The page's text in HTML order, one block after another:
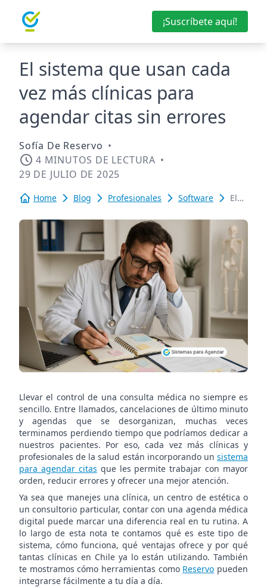
¡Suscríbete aquí!
El sistema que usan cada
vez más clínicas para
agendar citas sin errores
Sofía De Reservo •
4 MINUTOS DE LECTURA •
29 DE JULIO DE 2025
Home Blog Profesionales Software
El
que
usan
cada
vez
más
clínicas
para
citas
errores
Llevar el control de una consulta médica no siempre es
sencillo. Entre llamados, cancelaciones de último minuto
y agendas que se desorganizan, muchas veces
terminamos perdiendo tiempo que podríamos dedicar a
nuestros pacientes. Por eso, cada vez más clínicas y
profesionales de la salud están incorporando un sistema
para agendar citas que les permite trabajar con mayor
orden, reducir errores y ofrecer una mejor atención.
Ya sea que manejes una clínica, un centro de estética o
un consultorio particular, contar con una agenda médica
digital puede marcar una diferencia real en tu rutina. A
lo largo de esta nota te contamos qué es este tipo de
sistema, cómo funciona, qué ventajas ofrece y por qué
tantas clínicas en Chile ya lo están utilizando. También
te mostramos cómo herramientas como Reservo pueden
integrarse fácilmente a tu día a día.